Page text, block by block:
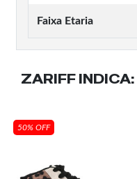
Faixa Etaria
ZARIFF INDICA:
50% OFF